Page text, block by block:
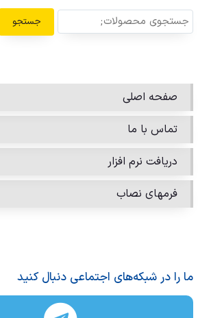
جستجو
صفحه اصلی
تماس با ما
دریافت نرم افزار
فرمهای نصاب
ما را در شبکه‌های اجتماعی دنبال کنید